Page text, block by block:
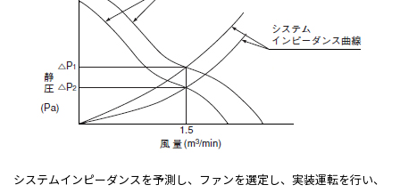
システムインピーダンスを予測し、ファンを選定し、実装運転を行い、